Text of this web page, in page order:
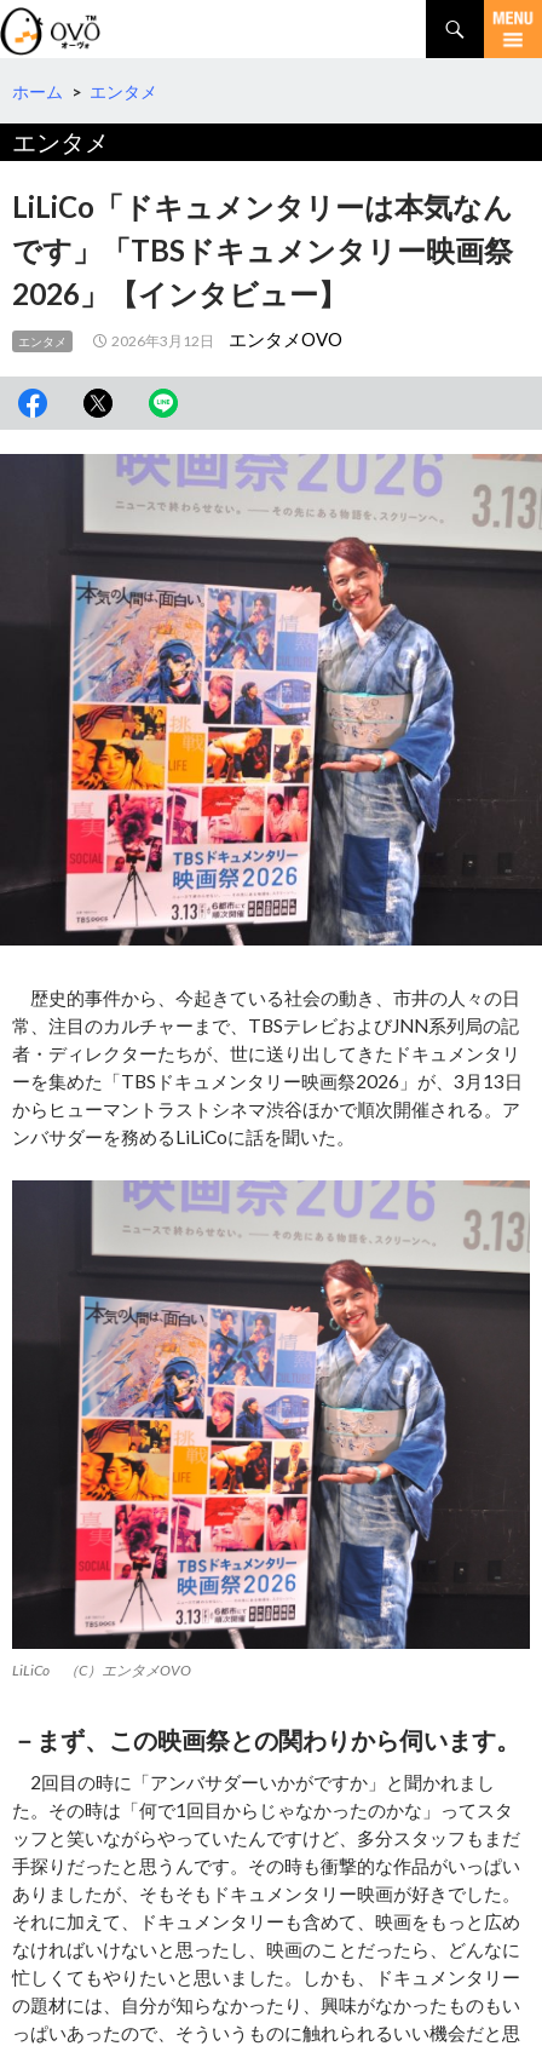
検
索
コ
テ
へ
移
動
ホーム > エンタメ
エンタメ
LiLiCo「ドキュメンタリーは本気なん
です」「TBSドキュメンタリー映画祭
2026」【インタビュー】
エンタメ 2026年3月12日 エンタメOVO
歴史的事件から、今起きている社会の動き、市井の人々の日
常、注目のカルチャーまで、TBSテレビおよびJNN系列局の記
者・ディレクターたちが、世に送り出してきたドキュメンタリ
ーを集めた「TBSドキュメンタリー映画祭2026」が、3月13日
からヒューマントラストシネマ渋谷ほかで順次開催される。ア
ンバサダーを務めるLiLiCoに話を聞いた。
LiLiCo （C）エンタメOVO
－まず、この映画祭との関わりから伺います。
2回目の時に「アンバサダーいかがですか」と聞かれまし
た。その時は「何で1回目からじゃなかったのかな」ってスタ
ッフと笑いながらやっていたんですけど、多分スタッフもまだ
手探りだったと思うんです。その時も衝撃的な作品がいっぱい
ありましたが、そもそもドキュメンタリー映画が好きでした。
それに加えて、ドキュメンタリーも含めて、映画をもっと広め
なければいけないと思ったし、映画のことだったら、どんなに
忙しくてもやりたいと思いました。しかも、ドキュメンタリー
の題材には、自分が知らなかったり、興味がなかったものもい
っぱいあったので、そういうものに触れられるいい機会だと思